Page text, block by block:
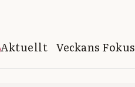
Aktuellt Veckans Fokus